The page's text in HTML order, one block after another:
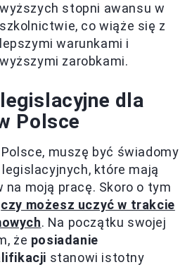
wyższych stopni awansu w
szkolnictwie, co wiąże się z
lepszymi warunkami i
wyższymi zarobkami.
dla
Polsce
muszę być świadomy
które mają
na moją pracę. Skoro o tym
czy możesz uczyć w trakcie
. Na początku swojej
że posiadanie
stanowi istotny